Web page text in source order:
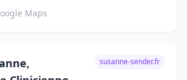
Maps
susanne-sender.fr